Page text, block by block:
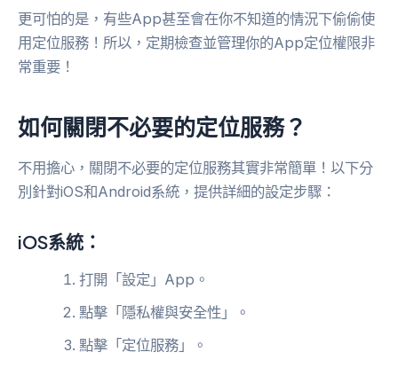
更可怕的是，有些App甚至會在你不知道的情況下偷偷使
用定位服務！所以，定期檢查並管理你的App定位權限非
常重要！
如何關閉不必要的定位服務？
不用擔心，關閉不必要的定位服務其實非常簡單！以下分
別針對iOS和Android系統，提供詳細的設定步驟：
iOS系統：
打開「設定」App。
點擊「隱私權與安全性」。
點擊「定位服務」。